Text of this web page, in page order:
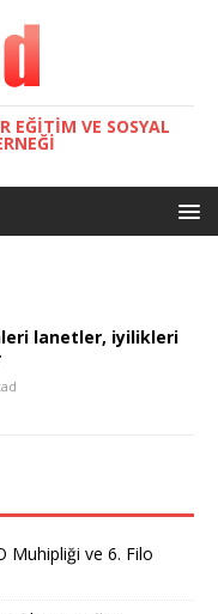
EĞITIM VE SOSYAL
lanetler, iyilikleri
Muhipliği ve 6. Filo